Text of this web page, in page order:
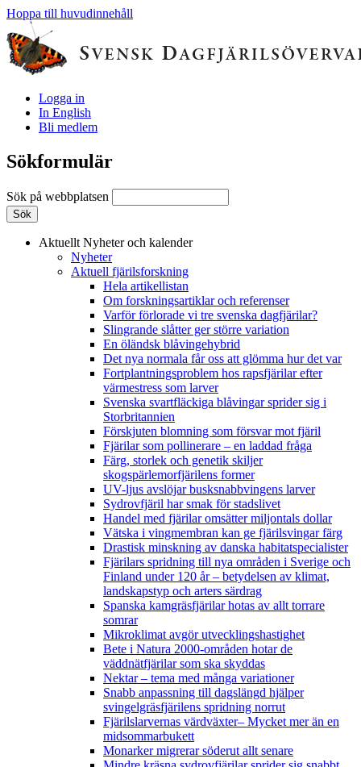
Hoppa till huvudinnehåll
Logga in
In English
Bli medlem
Sökformulär
Sök på webbplatsen
Aktuellt Nyheter och kalender
Nyheter
Aktuell fjärilsforskning
Hela artikellistan
Om forskningsartiklar och referenser
Varför förlorade vi tre svenska dagfjärilar?
Slingrande slåtter ger större variation
En öländsk blåvingehybrid
Det nya normala får oss att glömma hur det var
Fortplantningsproblem hos rapsfjärilar efter
värmestress som larver
Svenska svartfläckiga blåvingar sprider sig i
Storbritannien
Förskjuten blomning som försvar mot fjäril
Fjärilar som pollinerare – en laddad fråga
Färg, storlek och genetik skiljer
skogspärlemorfjärilens former
UV-ljus avslöjar busksnabbvingens larver
Sydrovfjäril har smak för stadslivet
Handel med fjärilar omsätter miljontals dollar
Vätska i vingmembran kan ge fjärilsvingar färg
Drastisk minskning av danska habitatspecialister
Fjärilars spridning till nya områden i Sverige och
Finland under 120 år– betydelsen av klimat,
landskapstyp och arters särdrag
Spanska kamgräsfjärilar hotas av allt torrare
somrar
Mikroklimat avgör utvecklingshastighet
Bete i Natura 2000-områden hotar de
väddnätfjärilar som ska skyddas
Nektar – tema med många variationer
Snabb anpassning till dagslängd hjälper
svingelgräsfjärilens spridning norrut
Fjärilslarvernas värdväxter– Mycket mer än en
midsommarbukett
Monarker migrerar söderut allt senare